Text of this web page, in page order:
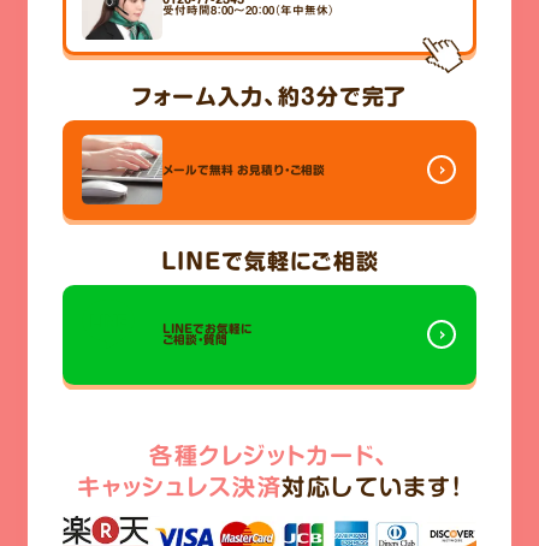
受付時間8：00～20：00（年中無休）
フォーム入力、 約3分で完了
メールで無料 お見積り・ご相談
LINEで気軽にご相談
LINEでお気軽に
ご相談・質問
各種クレジットカード、
キャッシュレス決済対応しています!